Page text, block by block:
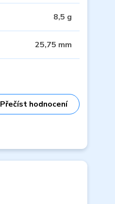
8,5 g
25,75 mm
Přečíst hodnocení